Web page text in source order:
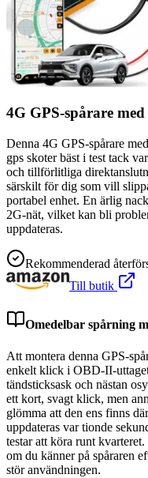
4G GPS-spårare
Denna 4G GPS-spårare
gps skoter bäst i test tack
och tillförlitliga
särskilt för dig som vill
portabel enhet. En ärlig
2G-nät, vilket kan bli
uppdateras.
Rekommenderad
Till butik
Omedelbar spårning
Att montera denna GPS-
enkelt klick i OBD-II-
tändsticksask och nästan
ett kort, svagt klick, men
glömma att den ens finns
uppdateras var tionde
testar att köra runt
om du känner på spåraren
stör användningen.